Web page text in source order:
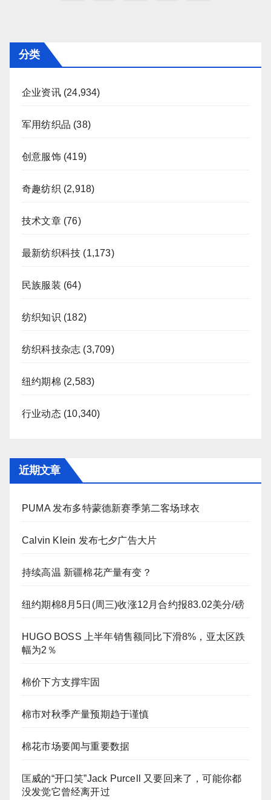
分类
企业资讯(24,934)
军用纺织品 (38)
创意服饰(419)
奇趣纺织 (2,918)
技术文章(76)
最新纺织科技 (1,173)
民族服装 (64)
纺织知识 (182)
纺织科技杂志 (3,709)
纽约期棉 (2,583)
行业动态(10,340)
近期文章
PUMA 发布多特蒙德新赛季第二客场球衣
Calvin Klein 发布七夕广告大片
持续高温 新疆棉花产量有变？
纽约期棉8月5日(周三)收涨12月合约报83.02美分/磅
HUGO BOSS 上半年销售额同比下滑8%，亚太区跌
幅为2％
棉价下方支撑牢固
棉市对秋季产量预期趋于谨慎
棉花市场要闻与重要数据
匡威的“开口笑”Jack Purcell 又要回来了，可能你都
没发觉它曾经离开过